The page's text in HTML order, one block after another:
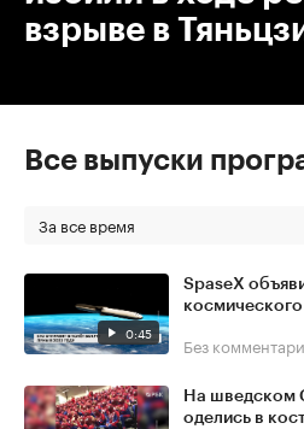
взрыве в
Все выпуски
За все время
0:45
SpaseX
космического
Без
На шведском
оделись в